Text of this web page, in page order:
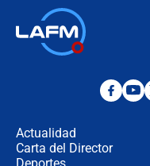
Actualidad
Carta del Director